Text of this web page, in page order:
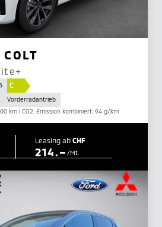
C
Vorderradantrieb
km | CO2-Emission kombiniert: 94 g/km
Leasing ab CHF
214.– /Mt.